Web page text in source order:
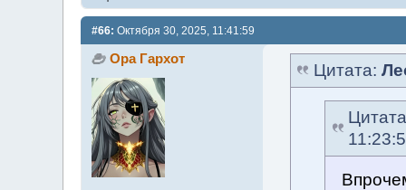
#66: Октября 30, 2025, 11:41:59
Ора Гархот
Цитата: